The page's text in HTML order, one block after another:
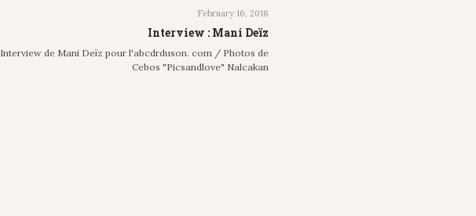
February 16, 2018
Interview : Mani Deïz
Interview de Mani Deïz pour l'abcdrduson. com / Photos de
Cebos "Picsandlove" Nalcakan